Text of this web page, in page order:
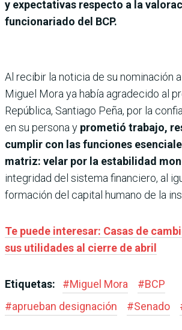
y expectativas respecto a la
funcionariado del BCP.
Al recibir la noticia de su nominación
Miguel Mora ya había agradecido al
República, Santiago Peña, por la
en su persona y prometió trabajo,
cumplir con las funciones
matriz: velar por la estabilidad
integridad del sistema financiero, al
formación del capital humano de la
Te puede interesar: Casas de
sus utilidades al cierre de abril
Etiquetas: #Miguel Mora #BCP
#aprueban designación #Senado